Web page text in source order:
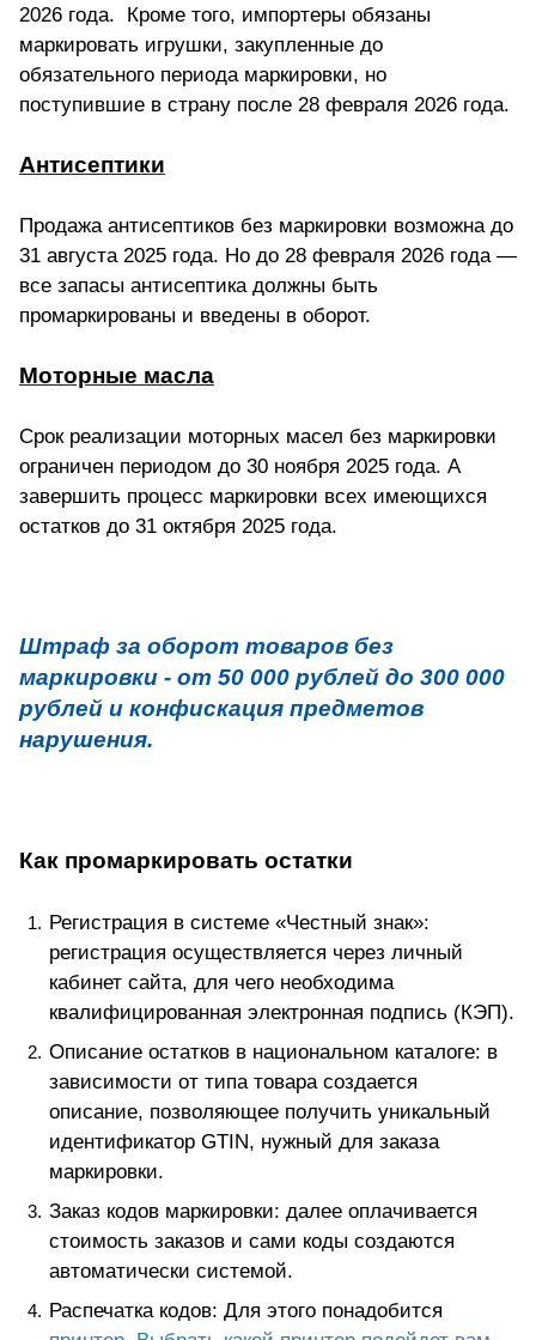
2026 года. Кроме того, импортеры обязаны
маркировать игрушки, закупленные до
обязательного периода маркировки, но
поступившие в страну после 28 февраля 2026 года.
Антисептики
Продажа антисептиков без маркировки возможна до
31 августа 2025 года. Но до 28 февраля 2026 года —
все запасы антисептика должны быть
промаркированы и введены в оборот.
Моторные масла
Срок реализации моторных масел без маркировки
ограничен периодом до 30 ноября 2025 года. А
завершить процесс маркировки всех имеющихся
остатков до 31 октября 2025 года.
Штраф за оборот товаров без
маркировки - от 50 000 рублей до 300 000
рублей и конфискация предметов
нарушения.
Как промаркировать остатки
Регистрация в системе «Честный знак»:
регистрация осуществляется через личный
кабинет сайта, для чего необходима
квалифицированная электронная подпись (КЭП).
Описание остатков в национальном каталоге: в
зависимости от типа товара создается
описание, позволяющее получить уникальный
идентификатор GTIN, нужный для заказа
маркировки.
Заказ кодов маркировки: далее оплачивается
стоимость заказов и сами коды создаются
автоматически системой.
Распечатка кодов: Для этого понадобится